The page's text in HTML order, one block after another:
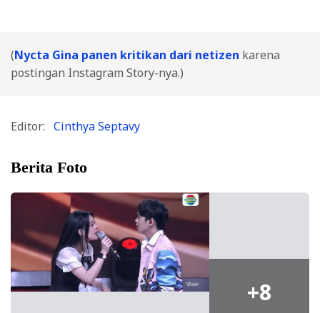
(Nycta Gina panen kritikan dari netizen karena
postingan Instagram Story-nya.)
Editor: Cinthya Septavy
Berita Foto
+8